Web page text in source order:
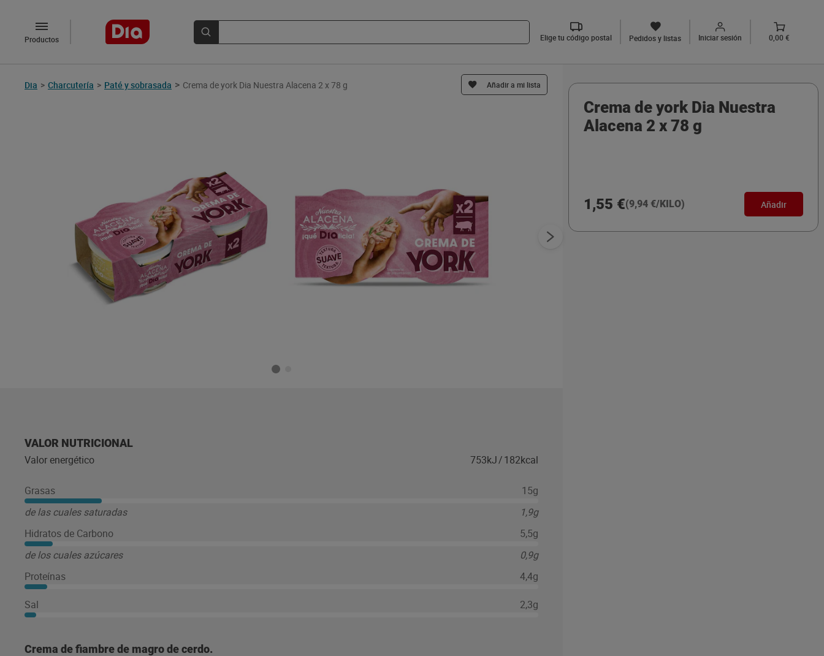
Productos Elige tu código postal Pedidos y listas Iniciar sesión 0,00 €
Dia > Charcutería > Paté y sobrasada > Crema de york Dia Nuestra Alacena 2 x 78 g Añadir a mi lista
VALOR NUTRICIONAL
Valor energético 753kJ/182kcal
Grasas
15g
de las cuales saturadas
1,9g
Hidratos de Carbono
5,5g
de los cuales azúcares
0,9g
Proteínas
4,4g
Sal 2,3g
Crema de fiambre de magro de cerdo.
Crema de york Dia Nuestra
Alacena 2 x 78 g
1,55 €(9,94 €/KILO) Añadir